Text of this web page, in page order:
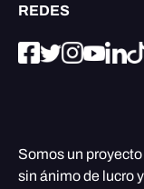
REDES
Somos un
sin ánimo de lucro